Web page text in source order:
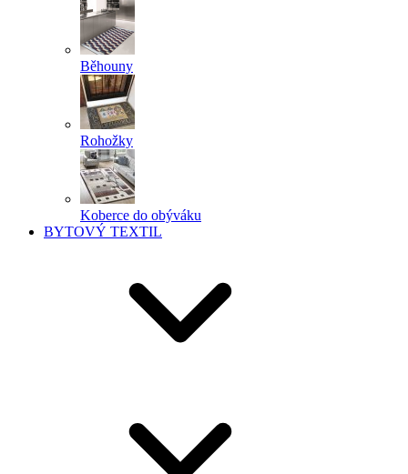
Běhouny
Rohožky
Koberce do obýváku
BYTOVÝ TEXTIL